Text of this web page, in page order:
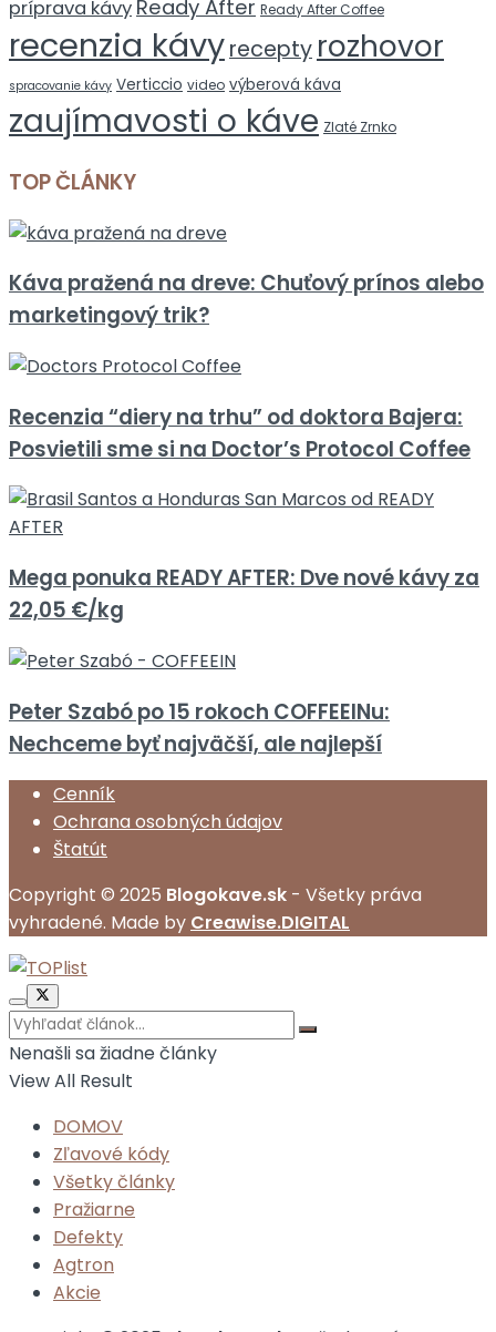
príprava kávy Ready After Ready After Coffee
recenzia kávyrecepty rozhovor
spracovanie kávy Verticcio video výberová káva
zaujímavosti o káve Zlaté Zrnko
TOP ČLÁNKY
Káva pražená na dreve: Chuťový prínos alebo
marketingový trik?
Recenzia “diery na trhu” od doktora Bajera:
Posvietili sme si na Doctor’s Protocol Coffee
Mega ponuka READY AFTER: Dve nové kávy za
22,05 €/kg
Peter Szabó po 15 rokoch COFFEEINu:
Nechceme byť najväčší, ale najlepší
Cenník
Ochrana osobných údajov
Štatút
Copyright © 2025 Blogokave.sk - Všetky práva
vyhradené. Made by Creawise.DIGITAL
Nenašli sa žiadne články
View All Result
DOMOV
Zľavové kódy
Všetky články
Pražiarne
Defekty
Agtron
Akcie